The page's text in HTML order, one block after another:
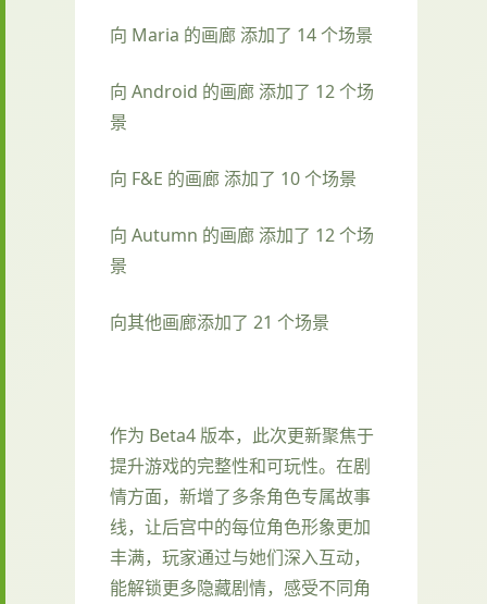
向 Maria 的画廊 添加了 14 个场景
向 Android 的画廊 添加了 12 个场
景
向 F&E 的画廊 添加了 10 个场景
向 Autumn 的画廊 添加了 12 个场
景
向其他画廊添加了 21 个场景
作为 Beta4 版本，此次更新聚焦于
提升游戏的完整性和可玩性。在剧
情方面，新增了多条角色专属故事
线，让后宫中的每位角色形象更加
丰满，玩家通过与她们深入互动，
能解锁更多隐藏剧情，感受不同角